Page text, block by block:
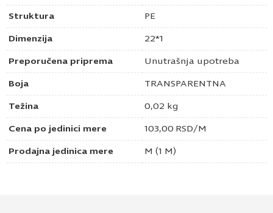
Struktura PE
Dimenzija 22*1
Preporučena priprema Unutrašnja upotreba
Boja TRANSPARENTNA
Težina 0,02 kg
Cena po jedinici mere 103,00 RSD/M
Prodajna jedinica mere M (1 M)